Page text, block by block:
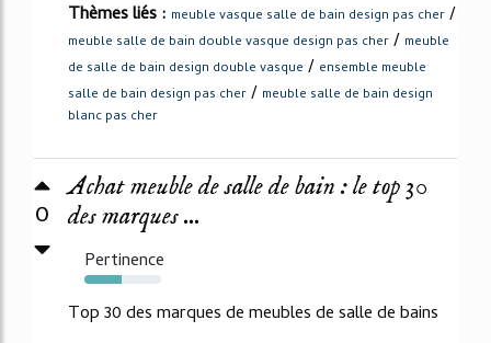
Thèmes liés : meuble vasque salle de bain design pas cher /
meuble salle de bain double vasque design pas cher / meuble
de salle de bain design double vasque / ensemble meuble
salle de bain design pas cher / meuble salle de bain design
blanc pas cher
0
Achat meuble de salle de bain : le top 30
des marques ...
Pertinence
49%
Top 30 des marques de meubles de salle de bains